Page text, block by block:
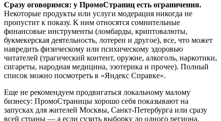
Сразу оговоримся: у ПромоСтраниц есть ограничения.
Некоторые продукты или услуги модерация никогда не
пропустит к показу. К ним относятся сомнительные
финансовые инструменты (ломбарды, криптовалюты,
букмекерская деятельность, лотереи и другое), все, что может
навредить физическому или психическому здоровью
читателей (трагический контент, оружие, алкоголь, наркотики,
сигареты, народная медицина, эзотерика и прочее). Полный
список можно посмотреть в «Яндекс Справке».
Еще не рекомендуем продвигаться локальному малому
бизнесу: ПромоСтраницы хорошо себя показывают на
запусках для жителей Москвы, Санкт-Петербурга или сразу
всей страны — а если сузить выборку до одного региона,